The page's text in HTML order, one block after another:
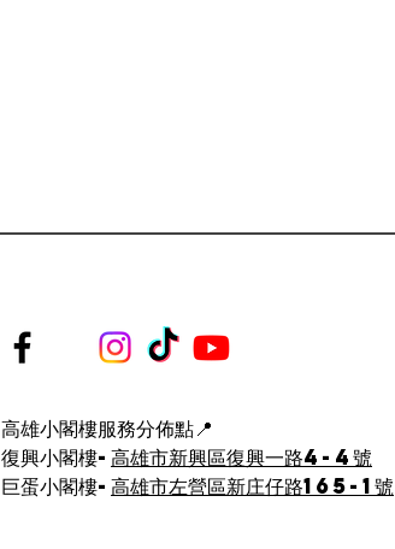
高雄小閣樓服務分佈點📍
復興小閣樓- 高雄市新興區復興一路4-4號
巨蛋小閣樓- 高雄市左營區新庄仔路165-1號